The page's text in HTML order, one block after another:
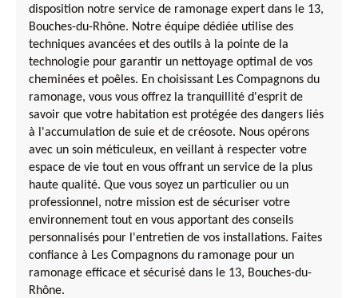
disposition notre service de ramonage expert dans le 13,
Bouches-du-Rhône. Notre équipe dédiée utilise des
techniques avancées et des outils à la pointe de la
technologie pour garantir un nettoyage optimal de vos
cheminées et poêles. En choisissant Les Compagnons du
ramonage, vous vous offrez la tranquillité d'esprit de
savoir que votre habitation est protégée des dangers liés
à l'accumulation de suie et de créosote. Nous opérons
avec un soin méticuleux, en veillant à respecter votre
espace de vie tout en vous offrant un service de la plus
haute qualité. Que vous soyez un particulier ou un
professionnel, notre mission est de sécuriser votre
environnement tout en vous apportant des conseils
personnalisés pour l'entretien de vos installations. Faites
confiance à Les Compagnons du ramonage pour un
ramonage efficace et sécurisé dans le 13, Bouches-du-
Rhône.